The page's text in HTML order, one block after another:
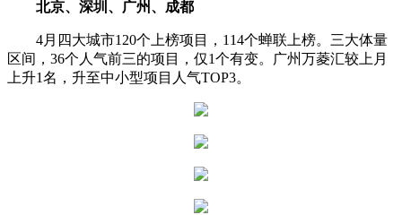
北京、深圳、广州、成都
4月四大城市120个上榜项目，114个蝉联上榜。三大体量
区间，36个人气前三的项目，仅1个有变。广州万菱汇较上月
上升1名，升至中小型项目人气TOP3。